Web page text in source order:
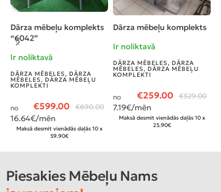
Dārza mēbeļu komplekts
“6042”
Ir noliktavā
DĀRZA MĒBELES, DĀRZA
MĒBELES, DĀRZA MĒBEĻU
KOMPLEKTI
€599.00 €690.00
no
16.64€/mēn
Maksā desmit vienādās daļās 10 x
59.90€
Dārza mēbeļu komplekts
Ir noliktavā
DĀRZA MĒBELES, DĀRZA
MĒBELES, DĀRZA MĒBEĻU
KOMPLEKTI
€259.00 €329.00
no
7.19€/mēn
Maksā desmit vienādās daļās 10 x
25.90€
Piesakies Mēbeļu Nams